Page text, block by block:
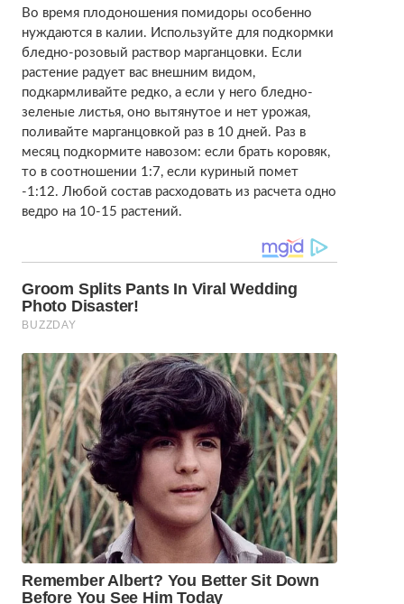
Во время плодоношения помидоры особенно
нуждаются в калии. Используйте для подкормки
бледно-розовый раствор марганцовки. Если
растение радует вас внешним видом,
подкармливайте редко, а если у него бледно-
зеленые листья, оно вытянутое и нет урожая,
поливайте марганцовкой раз в 10 дней. Раз в
месяц подкормите навозом: если брать коровяк,
то в соотношении 1:7, если куриный помет
-1:12. Любой состав расходовать из расчета одно
ведро на 10-15 растений.